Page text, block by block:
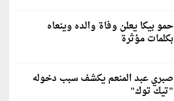
حمو بيكا يعلن وفاة والده وينعاه
بكلمات مؤثرة
صبري عبد المنعم يكشف سبب دخوله
"تيك توك"